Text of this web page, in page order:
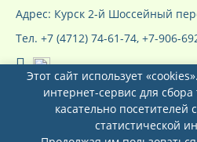
Адрес: Курск 2-й Шоссейный
Тел. +7 (4712) 74-61-74, +7-906-
Этот сайт использует
интернет-сервис для
касательно посетителей
статистической